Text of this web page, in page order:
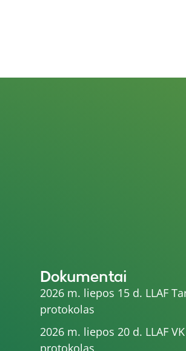
Dokumentai
2026 m. liepos 15 d. LLAF
protokolas
2026 m. liepos 20 d. LLAF
protokolas